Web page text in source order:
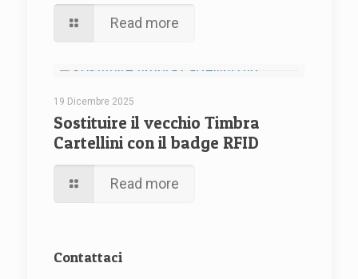
Read more
19 Dicembre 2025
Sostituire il vecchio Timbra
Cartellini con il badge RFID
Read more
Contattaci